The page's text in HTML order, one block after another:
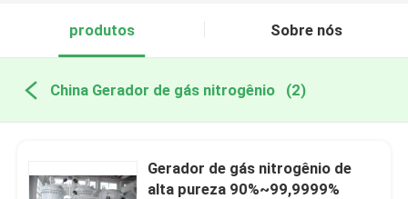
produtos Sobre nós
China Gerador de gás nitrogênio (2)
Gerador de gás nitrogênio de
alta pureza 90%~99,9999%